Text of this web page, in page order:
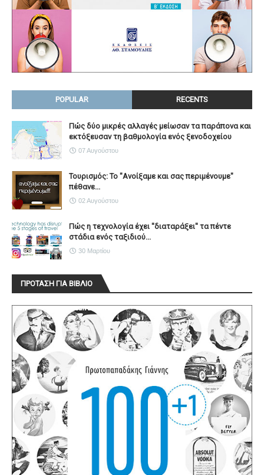
POPULAR RECENTS
Πώς δύο μικρές αλλαγές μείωσαν τα παράπονα και
εκτόξευσαν τη βαθμολογία ενός ξενοδοχείου
07 Αυγούστου
Τουρισμός: Το "Ανοίξαμε και σας περιμένουμε"
πέθανε...
02 Αυγούστου
Πώς η τεχνολογία έχει ''διαταράξει'' τα πέντε
στάδια ενός ταξιδιού...
30 Μαρτίου
ΠΡΟΤΑΣΗ ΓΙΑ ΒΙΒΛΙΟ